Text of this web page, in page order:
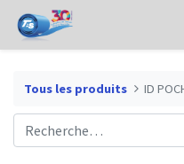
Tous les produits ID